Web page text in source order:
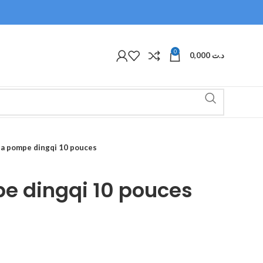
0 د.ت
pompe dingqi 10 pouces
dingqi 10 pouces